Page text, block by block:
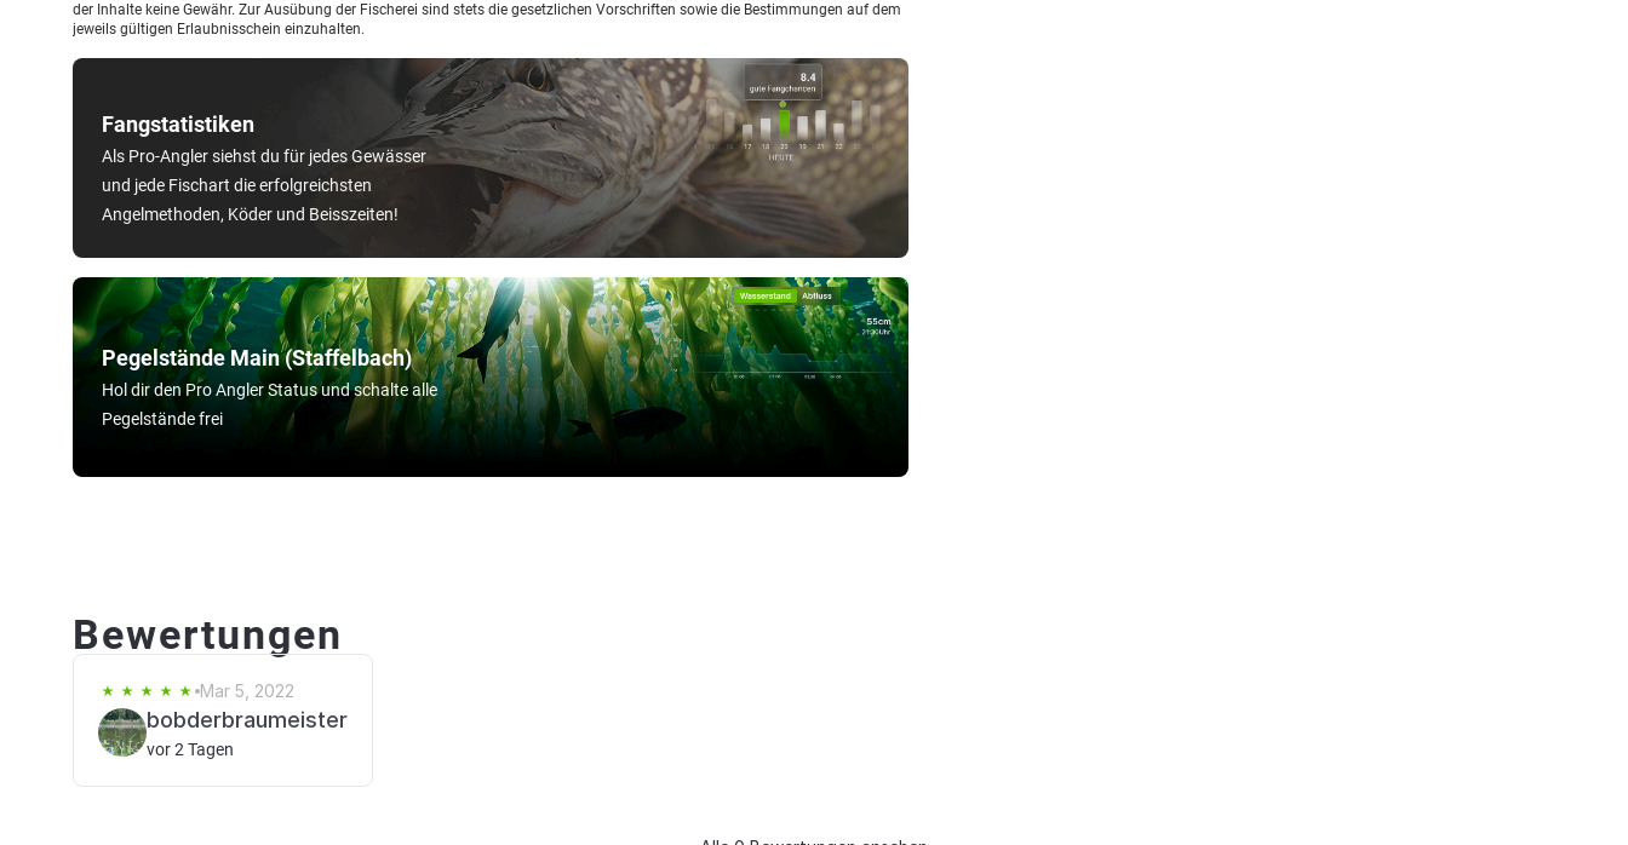
Pegelstände Main (Staffelbach)
Hol dir den Pro Angler Status und schalte alle
Pegelstände frei
Fangstatistiken
Als Pro-Angler siehst du für jedes Gewässer
und jede Fischart die erfolgreichsten
Angelmethoden, Köder und Beisszeiten!
der Inhalte keine Gewähr. Zur Ausübung der Fischerei sind stets die gesetzlichen Vorschriften sowie die Bestimmungen auf dem
jeweils gültigen Erlaubnisschein einzuhalten.
Bewertungen
Mar 5, 2022
bobderbraumeister
vor 2 Tagen